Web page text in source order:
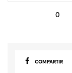
0
COMPARTIR